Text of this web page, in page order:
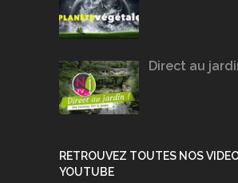
Direct au
RETROUVEZ TOUTES NOS
YOUTUBE